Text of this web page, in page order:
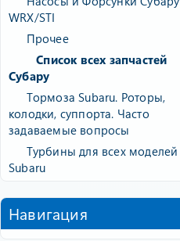
WRX/STI
Прочее
Список всех запчастей
Субару
Тормоза Subaru. Роторы,
колодки, суппорта. Часто
задаваемые вопросы
Турбины для всех моделей
Subaru
Навигация